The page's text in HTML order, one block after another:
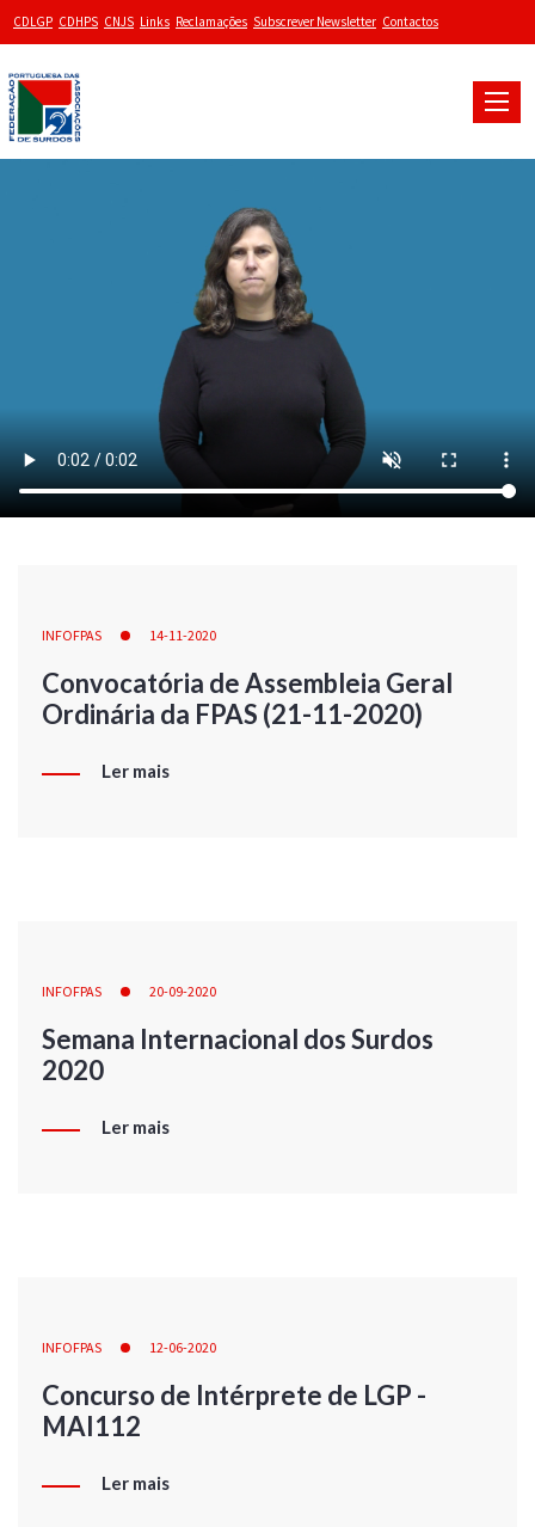
CDLGP CDHPS CNJS Links Reclamações Subscrever Newsletter Contactos
Toggle
INFOFPAS 14-11-2020
Convocatória de Assembleia Geral
Ordinária da FPAS (21-11-2020)
Ler mais
INFOFPAS 20-09-2020
Semana Internacional dos Surdos
2020
Ler mais
INFOFPAS 12-06-2020
Concurso de Intérprete de LGP -
MAI112
Ler mais